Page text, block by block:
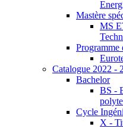
Mastère
MS
Programme
Catalogue 2022 -
Bachelor
BS -
Cycle
X -